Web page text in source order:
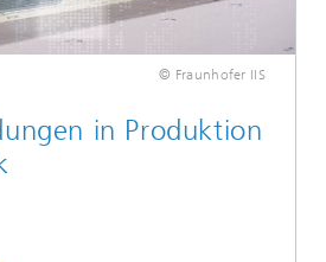
© Fraunhofer IIS
in Produktion